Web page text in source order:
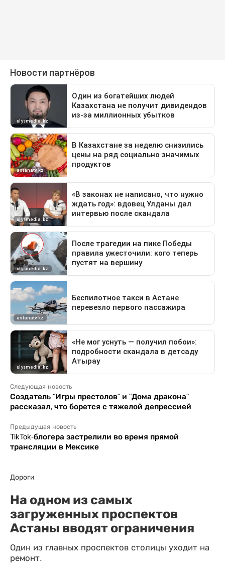
Следующая новость
Создатель "Игры престолов" и "Дома дракона"
рассказал, что борется с тяжелой депрессией
Предыдущая новость
TikTok-блогера застрелили во время прямой
трансляции в Мексике
Дороги
На одном из самых
загруженных проспектов
Астаны вводят ограничения
Один из главных проспектов столицы уходит на
ремонт.